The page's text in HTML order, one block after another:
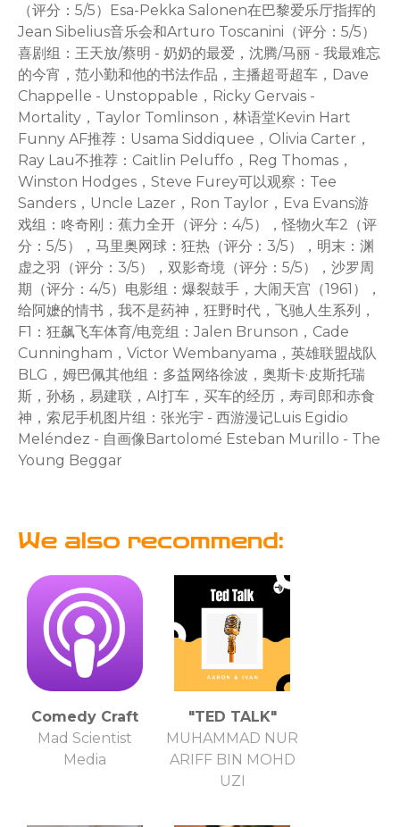
（评分：5/5）Esa-Pekka Salonen在巴黎爱乐厅指挥的
Jean Sibelius音乐会和Arturo Toscanini（评分：5/5）
喜剧组：王天放/蔡明 - 奶奶的最爱，沈腾/马丽 - 我最难忘
的今宵，范小勤和他的书法作品，主播超哥超车，Dave
Chappelle - Unstoppable，Ricky Gervais -
Mortality，Taylor Tomlinson，林语堂Kevin Hart
Funny AF推荐：Usama Siddiquee，Olivia Carter，
Ray Lau不推荐：Caitlin Peluffo，Reg Thomas，
Winston Hodges，Steve Furey可以观察：Tee
Sanders，Uncle Lazer，Ron Taylor，Eva Evans游
戏组：咚奇刚：蕉力全开（评分：4/5），怪物火车2（评
分：5/5），马里奥网球：狂热（评分：3/5），明末：渊
虚之羽（评分：3/5），双影奇境（评分：5/5），沙罗周
期（评分：4/5）电影组：爆裂鼓手，大闹天宫（1961），
给阿嬷的情书，我不是药神，狂野时代，飞驰人生系列，
F1：狂飙飞车体育/电竞组：Jalen Brunson，Cade
Cunningham，Victor Wembanyama，英雄联盟战队
BLG，姆巴佩其他组：多益网络徐波，奥斯卡·皮斯托瑞
斯，孙杨，易建联，AI打车，买车的经历，寿司郎和赤食
神，索尼手机图片组：张光宇 - 西游漫记Luis Egidio
Meléndez - 自画像Bartolomé Esteban Murillo - The
Young Beggar
We also recommend:
Comedy Craft
Mad Scientist
Media
"TED TALK"
MUHAMMAD NUR
ARIFF BIN MOHD
UZI